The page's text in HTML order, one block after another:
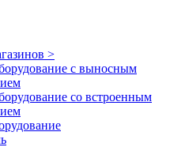
>
с выносным
со встроенным